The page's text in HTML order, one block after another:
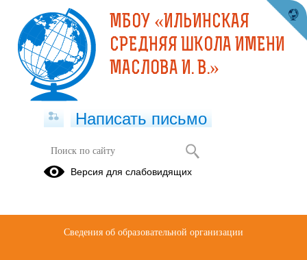
ФОРМЫ ОБУЧЕНИЯ
МБОУ «ИЛЬИНСКАЯ
СРЕДНЯЯ ШКОЛА ИМЕНИ
МАСЛОВА И. В.»
Написать письмо
Версия для слабовидящих
Сведения об образовательной организации